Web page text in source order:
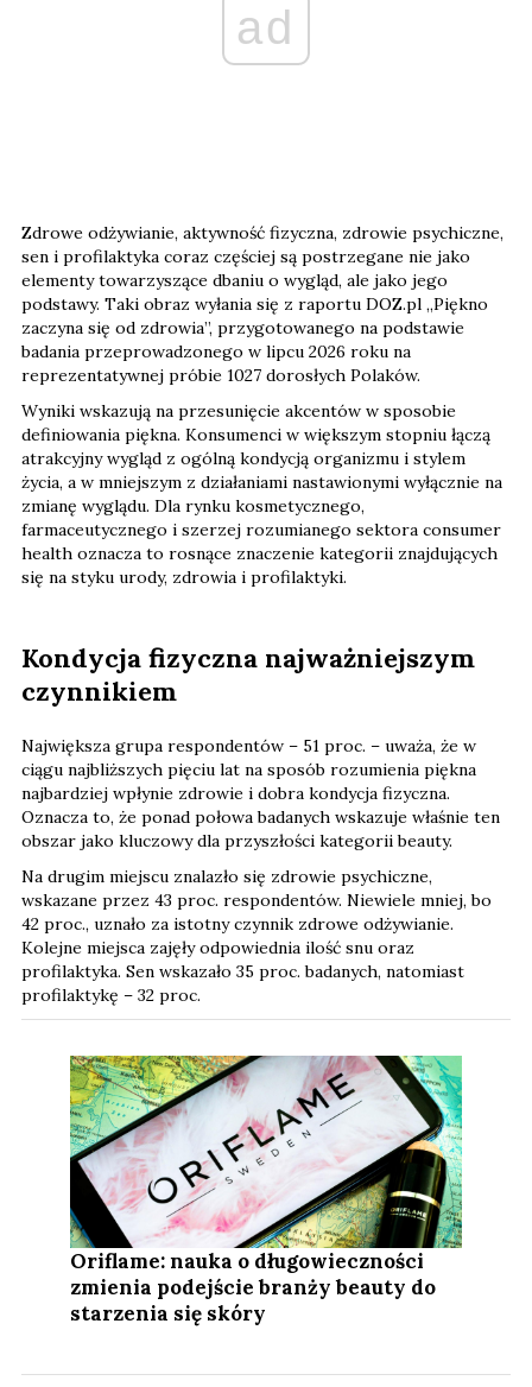
ad
Zdrowe odżywianie, aktywność fizyczna, zdrowie psychiczne,
sen i profilaktyka coraz częściej są postrzegane nie jako
elementy towarzyszące dbaniu o wygląd, ale jako jego
podstawy. Taki obraz wyłania się z raportu DOZ.pl „Piękno
zaczyna się od zdrowia”, przygotowanego na podstawie
badania przeprowadzonego w lipcu 2026 roku na
reprezentatywnej próbie 1027 dorosłych Polaków.
Wyniki wskazują na przesunięcie akcentów w sposobie
definiowania piękna. Konsumenci w większym stopniu łączą
atrakcyjny wygląd z ogólną kondycją organizmu i stylem
życia, a w mniejszym z działaniami nastawionymi wyłącznie na
zmianę wyglądu. Dla rynku kosmetycznego,
farmaceutycznego i szerzej rozumianego sektora consumer
health oznacza to rosnące znaczenie kategorii znajdujących
się na styku urody, zdrowia i profilaktyki.
Kondycja fizyczna najważniejszym
czynnikiem
Największa grupa respondentów – 51 proc. – uważa, że w
ciągu najbliższych pięciu lat na sposób rozumienia piękna
najbardziej wpłynie zdrowie i dobra kondycja fizyczna.
Oznacza to, że ponad połowa badanych wskazuje właśnie ten
obszar jako kluczowy dla przyszłości kategorii beauty.
Na drugim miejscu znalazło się zdrowie psychiczne,
wskazane przez 43 proc. respondentów. Niewiele mniej, bo
42 proc., uznało za istotny czynnik zdrowe odżywianie.
Kolejne miejsca zajęły odpowiednia ilość snu oraz
profilaktyka. Sen wskazało 35 proc. badanych, natomiast
profilaktykę – 32 proc.
Oriflame: nauka o długowieczności
zmienia podejście branży beauty do
starzenia się skóry